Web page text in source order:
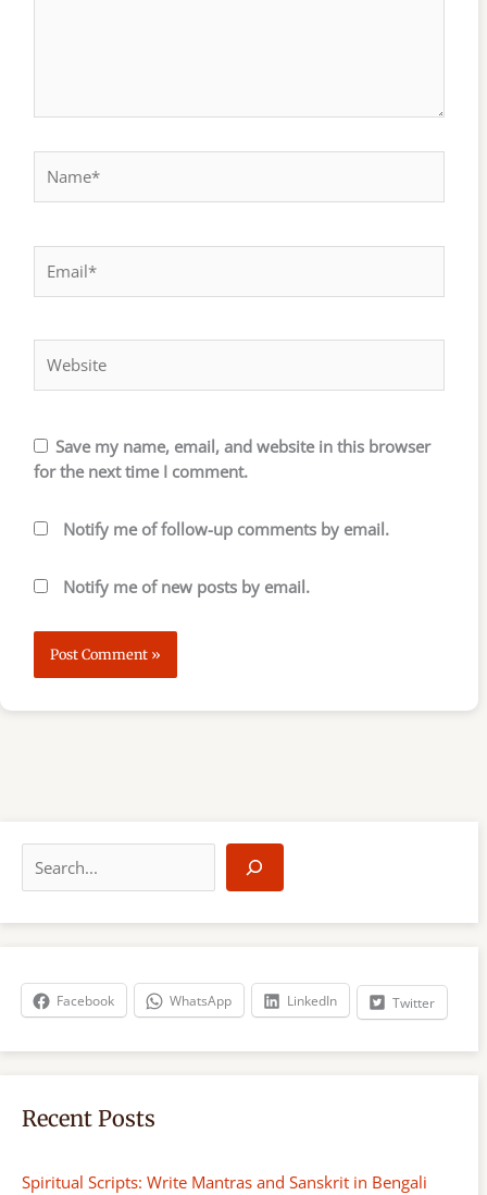
Save my name, email, and website in this browser
for the next time I comment.
Notify me of follow-up comments by email.
Notify me of new posts by email.
a
r
h
Facebook WhatsApp LinkedIn Twitter
Recent Posts
Spiritual Scripts: Write Mantras and Sanskrit in Bengali